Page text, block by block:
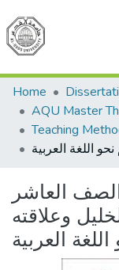
Home
العاشر
وعلاقته
العربية